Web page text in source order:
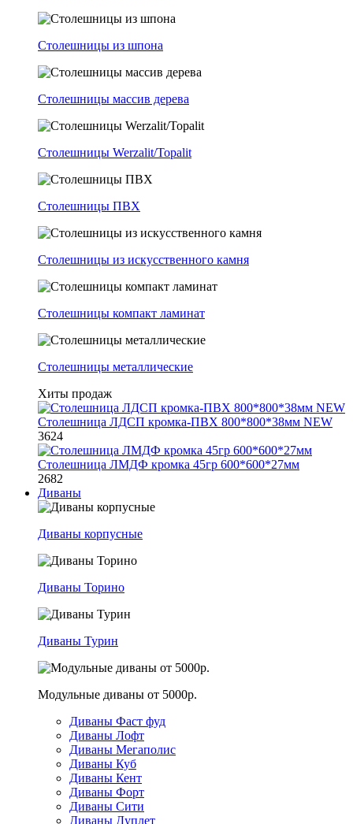
Столешницы из шпона
Столешницы массив дерева
Столешницы Werzalit/Topalit
Столешницы ПВХ
Столешницы из искусственного камня
Столешницы компакт ламинат
Столешницы металлические
Хиты продаж
Столешница ЛДСП кромка-ПВХ 800*800*38мм NEW
3624
Столешница ЛМДФ кромка 45гр 600*600*27мм
2682
Диваны
Диваны корпусные
Диваны Торино
Диваны Турин
Модульные диваны от 5000р.
Диваны Фаст фуд
Диваны Лофт
Диваны Мегаполис
Диваны Куб
Диваны Кент
Диваны Форт
Диваны Сити
Диваны Дуплет